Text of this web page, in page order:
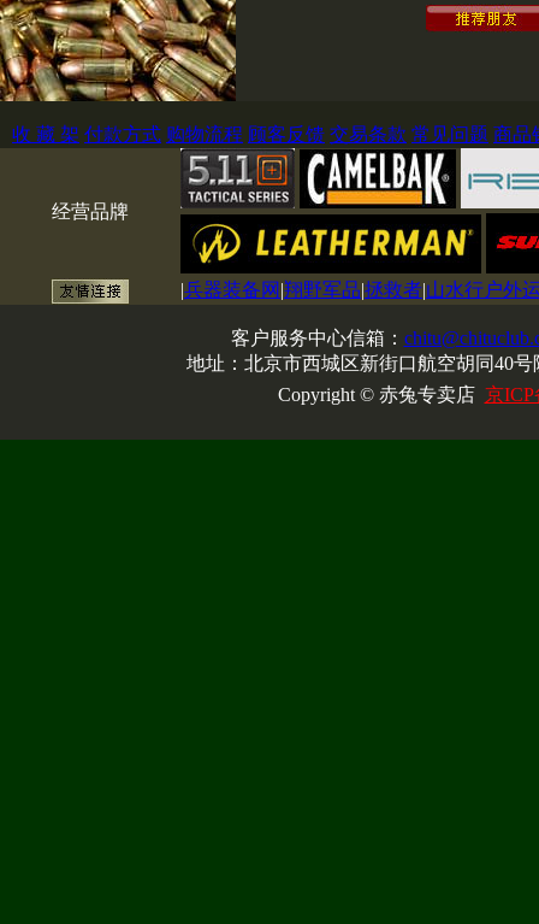
收 藏 架 付款方式 购物流程 顾客反馈 交易条款 常见问题 商品
经营品牌
|兵器装备网 |翔野军品|拯救者|山水行户外
客户服务中心信箱：
地址：北京市西城区新街口航空胡同40
Copyright © 赤兔专卖店 京ICP